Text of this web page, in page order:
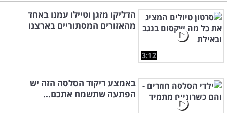
3:12
הדליקו מזגן וטיילו עמנו באחד
מהאזורים המסתוריים בארצנו
באמצע ריקוד הסלסה הזה יש
הפתעה שתשמח אתכם...